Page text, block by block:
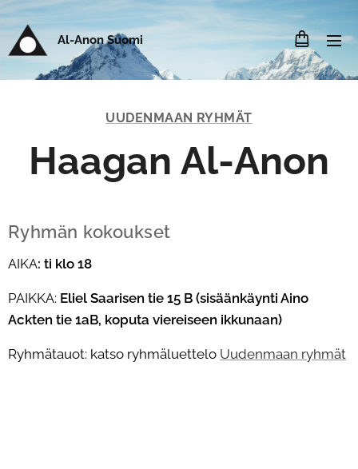
Al-Anon Suomi
UUDENMAAN RYHMÄT
Haagan Al-Anon
Ryhmän kokoukset
AIKA: ti klo 18
PAIKKA: Eliel Saarisen tie 15 B (sisäänkäynti Aino
Ackten tie 1aB, koputa viereiseen ikkunaan)
Ryhmätauot: katso ryhmäluettelo Uudenmaan ryhmät